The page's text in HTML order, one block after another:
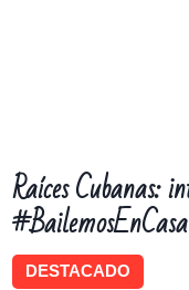
Raíces Cubanas:
#BailemosEnCasa
DESTACADO